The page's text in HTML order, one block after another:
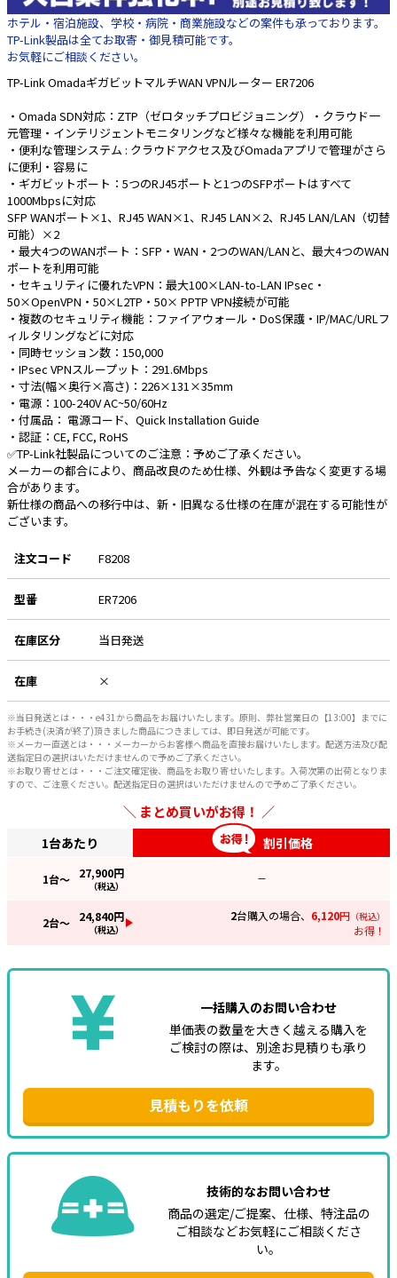
EV充電設備工事関連
感染症関連
その他
e431オリジナル
暑さ対策
販売終了品
ホテル・宿泊施設、学校・病院・商業施設などの案件も承っております。
TP-Link製品は全てお取寄・御見積可能です。
お気軽にご相談ください。
TP-Link OmadaギガビットマルチWAN VPNルーター ER7206
・Omada SDN対応：ZTP（ゼロタッチプロビジョニング）・クラウド一
元管理・インテリジェントモニタリングなど様々な機能を利用可能
・便利な管理システム : クラウドアクセス及びOmadaアプリで管理がさら
に便利・容易に
・ギガビットポート：5つのRJ45ポートと1つのSFPポートはすべて
1000Mbpsに対応
SFP WANポート×1、RJ45 WAN×1、RJ45 LAN×2、RJ45 LAN/LAN（切替
可能）×2
・最大4つのWANポート：SFP・WAN・2つのWAN/LANと、最大4つのWAN
ポートを利用可能
・セキュリティに優れたVPN：最大100×LAN-to-LAN IPsec・
50×OpenVPN・50×L2TP・50× PPTP VPN接続が可能
・複数のセキュリティ機能：ファイアウォール・DoS保護・IP/MAC/URLフ
ィルタリングなどに対応
・同時セッション数：150,000
・IPsec VPNスループット：291.6Mbps
・寸法(幅×奥行×高さ)：226×131×35mm
・電源：100-240V AC~50/60Hz
・付属品： 電源コード、Quick Installation Guide
・認証：CE, FCC, RoHS
✅TP-Link社製品についてのご注意：予めご了承ください。
メーカーの都合により、商品改良のため仕様、外観は予告なく変更する場
合があります。
新仕様の商品への移行中は、新・旧異なる仕様の在庫が混在する可能性が
ございます。
注文コード F8208
型番 ER7206
在庫区分 当日発送
在庫 ×
※当日発送とは・・・e431から商品をお届けいたします。原則、弊社営業日の【13:00】までに
お手続き(決済が終了)頂きました商品につきましては、即日発送が可能です。
※メーカー直送とは・・・メーカーからお客様へ商品を直接お届けいたします。配送方法及び配
送指定日の選択はいただけませんので予めご了承ください。
※お取り寄せとは・・・ご注文確定後、商品をお取り寄せいたします。入荷次第の出荷となりま
すので、ご注意ください。配送指定日の選択はいただけませんので予めご了承ください。
まとめ買いがお得！
1台あたり 割引価格
1台～ 27,900円
（税込）
—
2台～ 24,840円
（税込）
2台購入の場合、 6,120円 （税込）
お得！
一括購入のお問い合わせ
単価表の数量を大きく越える購入を
ご検討の際は、別途お見積りも承り
ます。
見積もりを依頼
技術的なお問い合わせ
商品の選定/ご提案、仕様、特注品の
ご相談などお気軽にご相談くださ
い。